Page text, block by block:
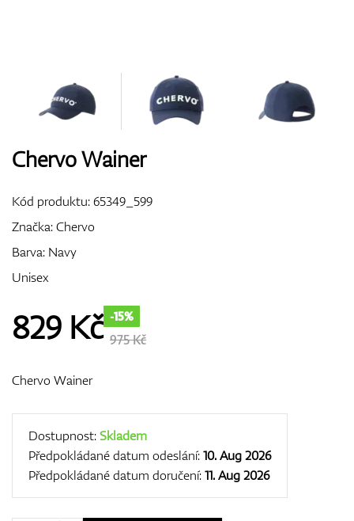
Bagy
Chervo Wainer
Kód produktu:65349_599
Značka:Chervo
Barva: Navy
Unisex
829 Kč -15%
975 Kč
Chervo Wainer
Dostupnost:Skladem
Předpokládané datum odeslání:10. Aug 2026
Předpokládané datum doručení:11. Aug 2026